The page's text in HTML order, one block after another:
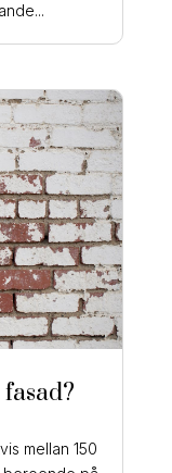
mellan 150